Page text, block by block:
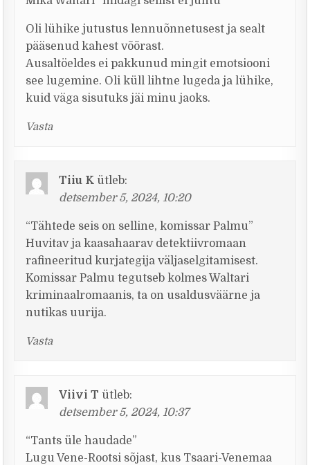
Oli lühike jutustus lennuõnnetusest ja sealt
pääsenud kahest võõrast.
Ausaltöeldes ei pakkunud mingit emotsiooni
see lugemine. Oli küll lihtne lugeda ja lühike,
kuid väga sisutuks jäi minu jaoks.
Vasta
Tiiu K ütleb:
detsember 5, 2024, 10:20
“Tähtede seis on selline, komissar Palmu”
Huvitav ja kaasahaarav detektiivromaan
rafineeritud kurjategija väljaselgitamisest.
Komissar Palmu tegutseb kolmes Waltari
kriminaalromaanis, ta on usaldusväärne ja
nutikas uurija.
Vasta
Viivi T ütleb:
detsember 5, 2024, 10:37
“Tants üle haudade”
Lugu Vene-Rootsi sõjast, kus Tsaari-Venemaa